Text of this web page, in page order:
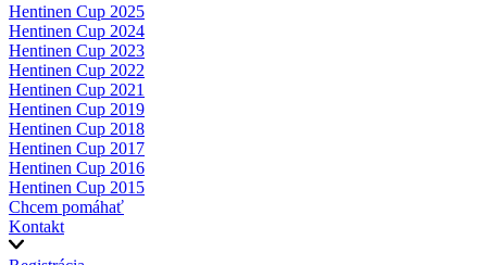
Hentinen Cup 2025
Hentinen Cup 2024
Hentinen Cup 2023
Hentinen Cup 2022
Hentinen Cup 2021
Hentinen Cup 2019
Hentinen Cup 2018
Hentinen Cup 2017
Hentinen Cup 2016
Hentinen Cup 2015
Chcem pomáhať
Kontakt